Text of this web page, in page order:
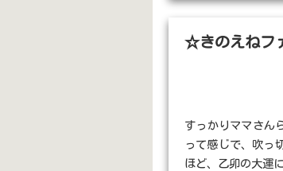
☆きのえねフ
すっかりママさん
って感じで、吹っ
ほど、乙卯の大運